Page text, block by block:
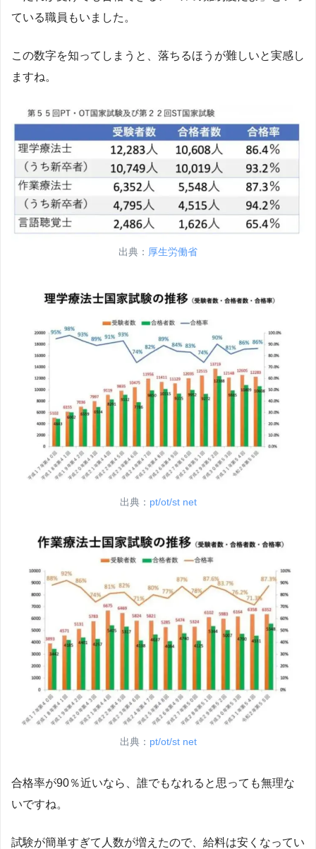
ている職員もいました。
この数字を知ってしまうと、落ちるほうが難しいと実感し
ますね。
出典： 厚生労働省
出典： pt/ot/st net
出典： pt/ot/st net
合格率が90％近いなら、誰でもなれると思っても無理な
いですね。
試験が簡単すぎて人数が増えたので、給料は安くなってい